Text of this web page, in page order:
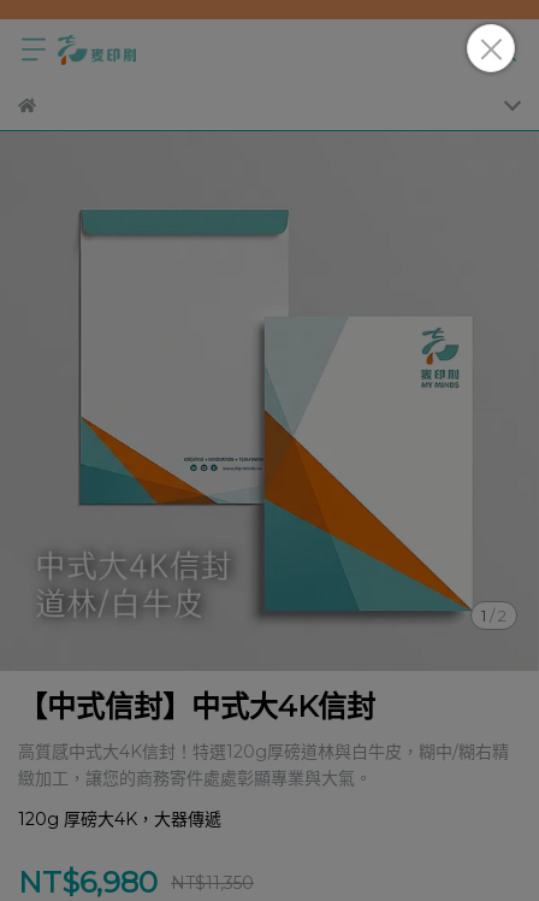
1 /2
【中式信封】中式大4K信封
高質感中式大4K信封！特選120g厚磅道林與白牛皮，糊中/糊右精
緻加工，讓您的商務寄件處處彰顯專業與大氣。
120g 厚磅大4K，大器傳遞
NT$6,980 NT$11,350